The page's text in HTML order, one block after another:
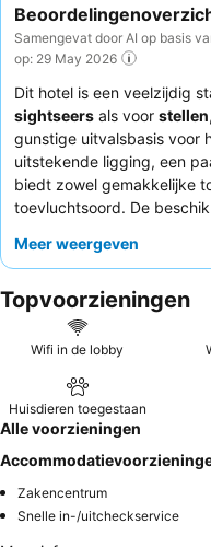
Samengevat door AI op basis
op: 29 May 2026
Dit hotel is een veelzijdig
sightseers als voor stellen
gunstige uitvalsbasis voor
uitstekende ligging, een
biedt zowel gemakkelijke
toevluchtsoord. De
belangrijke voorziening,
gastvrije houdingvan het
gevarieerde
. Voor
gasten overwegen te
Meer weergeven
Topvoorzieningen
Wifi in de lobby
Huisdieren toegestaan
Alle voorzieningen
Zakencentrum
Snelle in-/uitcheckservice